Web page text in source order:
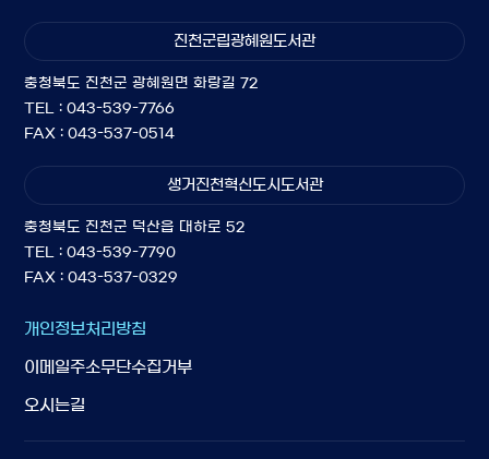
진천군립광혜원도서관
충청북도 진천군 광혜원면 화랑길 72
TEL : 043-539-7766
FAX : 043-537-0514
생거진천혁신도시도서관
충청북도 진천군 덕산읍 대하로 52
TEL : 043-539-7790
FAX : 043-537-0329
개인정보처리방침
이메일주소무단수집거부
오시는길